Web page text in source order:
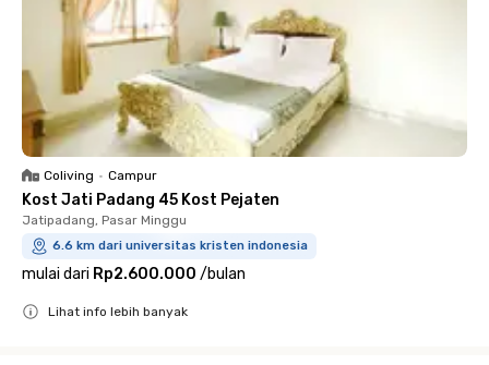
Coliving • Campur
Kost Jati Padang 45 Kost Pejaten
Jatipadang, Pasar Minggu
6.6 km dari universitas kristen indonesia
mulai dari Rp2.600.000 /bulan
Lihat info lebih banyak